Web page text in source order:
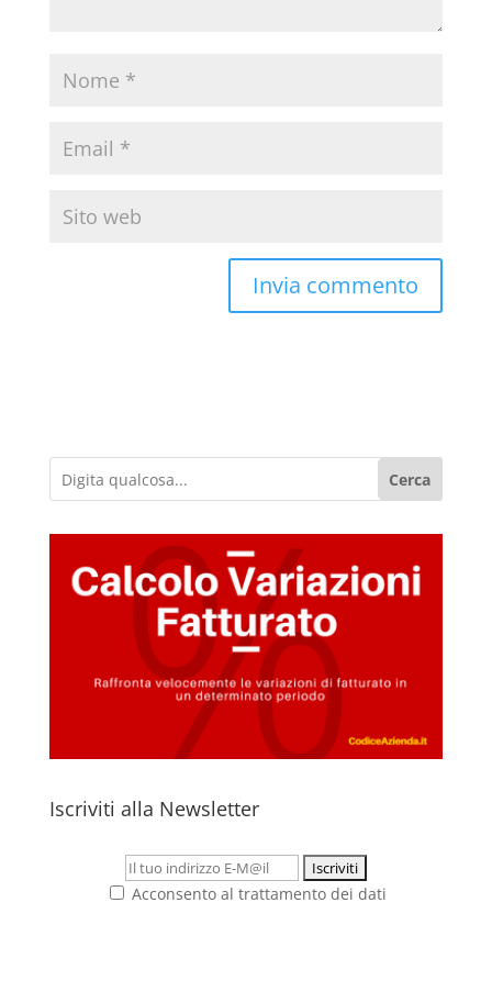
Cerca
Iscriviti alla Newsletter
Acconsento al trattamento dei dati